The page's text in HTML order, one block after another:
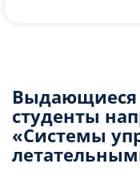
Выдающиеся
студенты
«Системы